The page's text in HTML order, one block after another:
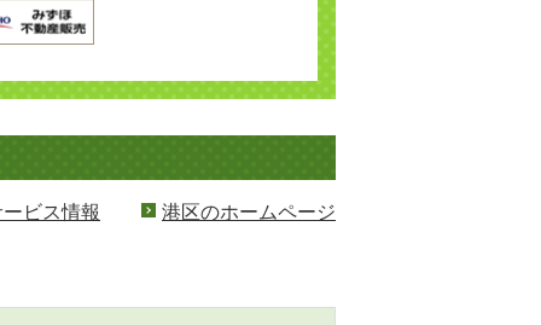
ビス情報 港区のホームページ